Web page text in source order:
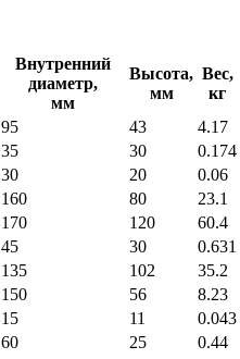
Внутренний
диаметр,
мм
Высота,
мм
Вес,
кг
95 43
4.17
35 30
0.174
30 20
0.06
160 80
23.1
170 120
60.4
45 30
0.631
135 102
35.2
150 56
8.23
15 11
0.043
60 25 0.44